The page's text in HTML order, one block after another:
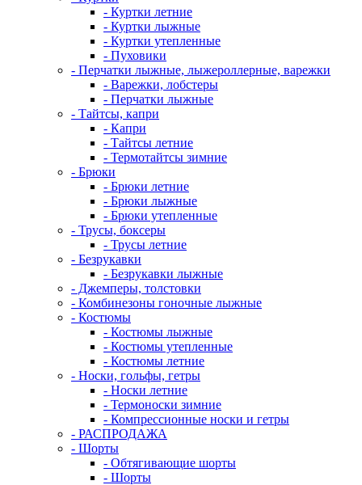
- Куртки летние
- Куртки лыжные
- Куртки утепленные
- Пуховики
- Перчатки лыжные, лыжероллерные, варежки
- Варежки, лобстеры
- Перчатки лыжные
- Тайтсы, капри
- Капри
- Тайтсы летние
- Термотайтсы зимние
- Брюки
- Брюки летние
- Брюки лыжные
- Брюки утепленные
- Трусы, боксеры
- Трусы летние
- Безрукавки
- Безрукавки лыжные
- Джемперы, толстовки
- Комбинезоны гоночные лыжные
- Костюмы
- Костюмы лыжные
- Костюмы утепленные
- Костюмы летние
- Носки, гольфы, гетры
- Носки летние
- Термоноски зимние
- Компрессионные носки и гетры
- РАСПРОДАЖА
- Шорты
- Обтягивающие шорты
- Шорты